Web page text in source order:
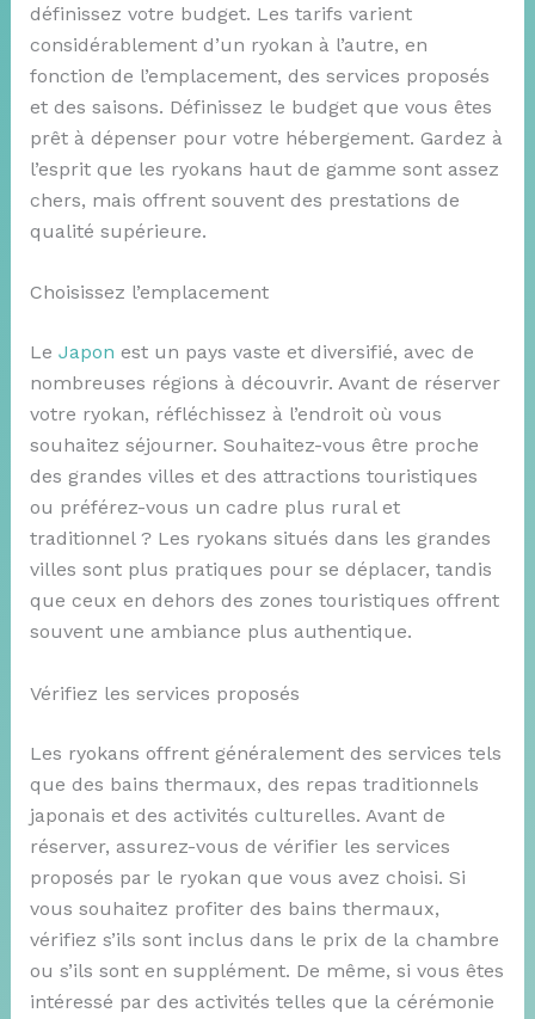
définissez votre budget. Les tarifs varient
considérablement d’un ryokan à l’autre, en
fonction de l’emplacement, des services proposés
et des saisons. Définissez le budget que vous êtes
prêt à dépenser pour votre hébergement. Gardez à
l’esprit que les ryokans haut de gamme sont assez
chers, mais offrent souvent des prestations de
qualité supérieure.
Choisissez l’emplacement
Le Japon est un pays vaste et diversifié, avec de
nombreuses régions à découvrir. Avant de réserver
votre ryokan, réfléchissez à l’endroit où vous
souhaitez séjourner. Souhaitez-vous être proche
des grandes villes et des attractions touristiques
ou préférez-vous un cadre plus rural et
traditionnel ? Les ryokans situés dans les grandes
villes sont plus pratiques pour se déplacer, tandis
que ceux en dehors des zones touristiques offrent
souvent une ambiance plus authentique.
Vérifiez les services proposés
Les ryokans offrent généralement des services tels
que des bains thermaux, des repas traditionnels
japonais et des activités culturelles. Avant de
réserver, assurez-vous de vérifier les services
proposés par le ryokan que vous avez choisi. Si
vous souhaitez profiter des bains thermaux,
vérifiez s’ils sont inclus dans le prix de la chambre
ou s’ils sont en supplément. De même, si vous êtes
intéressé par des activités telles que la cérémonie